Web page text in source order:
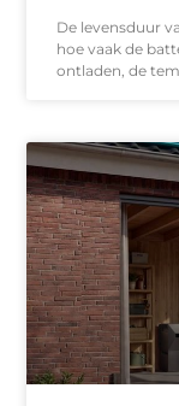
De levensduur
hoe vaak de
ontladen, de